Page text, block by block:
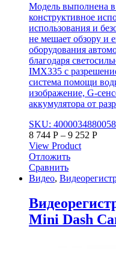
Модель выполнена в
конструктивное
использования и
не мешает обзору и
оборудования
благодаря
IMX335 с
система помощи
изображение, G-
аккумулятора от
SKU: 4000034880058
8 744 Р – 9 252 Р
View Product
Отложить
Сравнить
Видео,
Mini Dash